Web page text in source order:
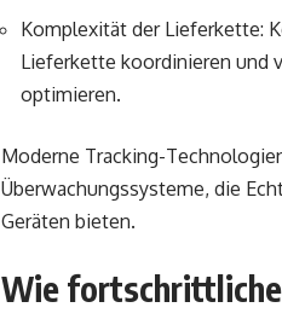
Komplexität der Lieferkette:
Lieferkette koordinieren und
optimieren.
Moderne Tracking-
Überwachungssysteme, die
Geräten bieten.
Wie